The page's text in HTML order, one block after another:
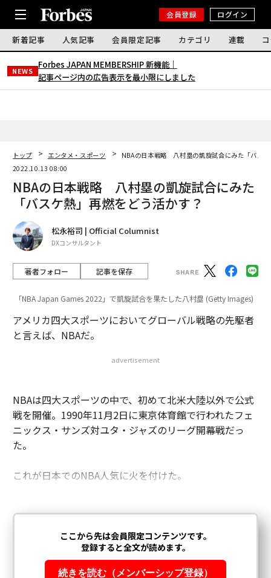
会員登録 ログイン
新着記事 人気記事 会員限定記事 カテゴリ 連載
NEWS
Forbes JAPAN MEMBERSHIP 新機能｜
記事ページ内の広告表示を最小限にしました
トップ エンタメ・スポーツ
NBAの日本戦略 八村塁の凱旋試合にみた「バス
2022.10.13 08:00
NBAの日本戦略 八村塁の凱旋試合にみた
「バスケ熱」再燃をどう活かす？
松永裕司 | Official Columnist
DXコンサルタント
著者フォロー 記事を保存
「NBA Japan Games 2022」で凱旋試合を果たした八村塁 (Getty Images)
アメリカ四大スポーツにおいてグローバル戦略の先駆者
と言えば、NBAだ。
advertisement
NBAは四大スポーツの中で、初めて北米大陸以外で公式
戦を開催。1990年11月2日に東京体育館で行われたフェ
ニックス・サンズ対ユタ・ジャズのリーグ開幕戦だっ
た。
これが日本でのNBA人気に火を付けた。